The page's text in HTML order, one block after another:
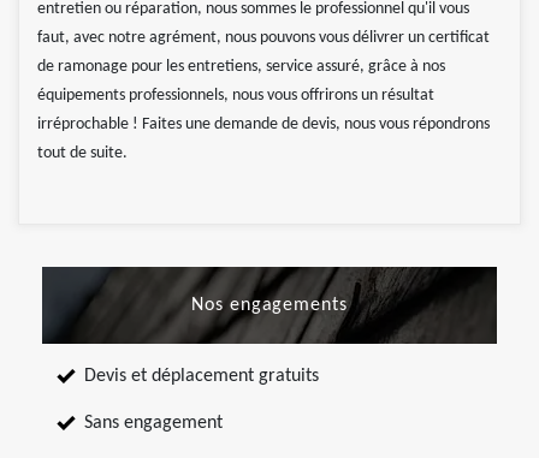
entretien ou réparation, nous sommes le professionnel qu'il vous
faut, avec notre agrément, nous pouvons vous délivrer un certificat
de ramonage pour les entretiens, service assuré, grâce à nos
équipements professionnels, nous vous offrirons un résultat
irréprochable ! Faites une demande de devis, nous vous répondrons
tout de suite.
Nos engagements
Devis et déplacement gratuits
Sans engagement